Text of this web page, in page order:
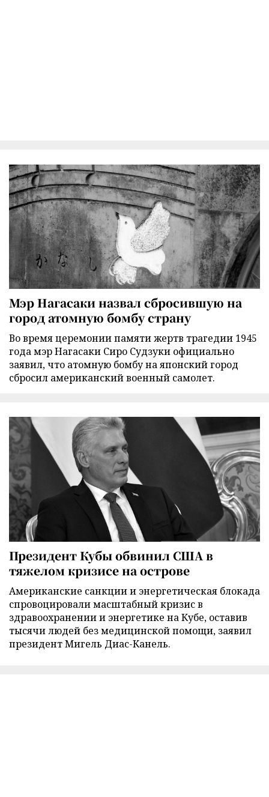
Мэр Нагасаки назвал сбросившую на
город атомную бомбу страну
Во время церемонии памяти жертв трагедии 1945
года мэр Нагасаки Сиро Судзуки официально
заявил, что атомную бомбу на японский город
сбросил американский военный самолет.
Президент Кубы обвинил США в
тяжелом кризисе на острове
Американские санкции и энергетическая блокада
спровоцировали масштабный кризис в
здравоохранении и энергетике на Кубе, оставив
тысячи людей без медицинской помощи, заявил
президент Мигель Диас-Канель.